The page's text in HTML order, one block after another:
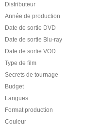
Distributeur
Année de production
Date de sortie DVD
Date de sortie Blu-ray
Date de sortie VOD
Type de film
Secrets de tournage
Budget
Langues
Format production
Couleur